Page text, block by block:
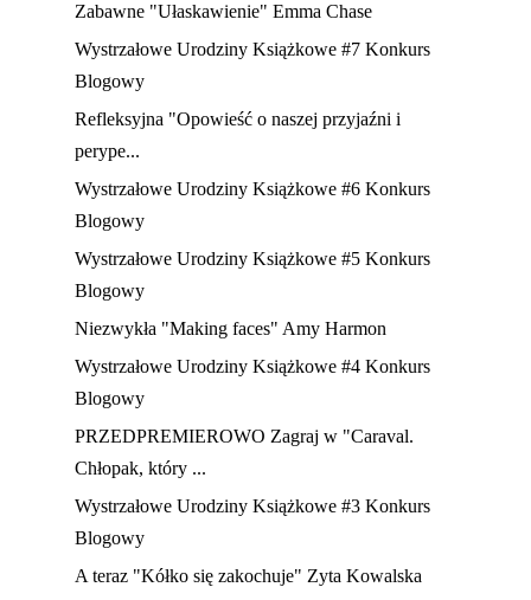
Zabawne "Ułaskawienie" Emma Chase
Wystrzałowe Urodziny Książkowe #7 Konkurs
Blogowy
Refleksyjna "Opowieść o naszej przyjaźni i
perype...
Wystrzałowe Urodziny Książkowe #6 Konkurs
Blogowy
Wystrzałowe Urodziny Książkowe #5 Konkurs
Blogowy
Niezwykła "Making faces" Amy Harmon
Wystrzałowe Urodziny Książkowe #4 Konkurs
Blogowy
PRZEDPREMIEROWO Zagraj w "Caraval.
Chłopak, który ...
Wystrzałowe Urodziny Książkowe #3 Konkurs
Blogowy
A teraz "Kółko się zakochuje" Zyta Kowalska